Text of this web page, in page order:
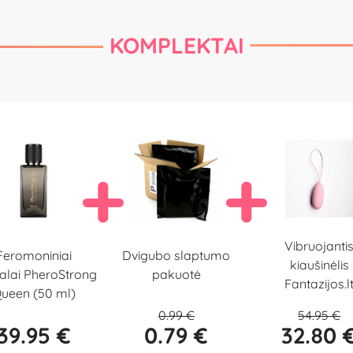
KOMPLEKTAI
PheroStrong
(50 ml)
€
Dvigubo slaptumo
pakuotė
0.99 €
0.79 €
Vibruojantis
kiaušinėlis
Fantazijos.lt
54.95 €
32.80